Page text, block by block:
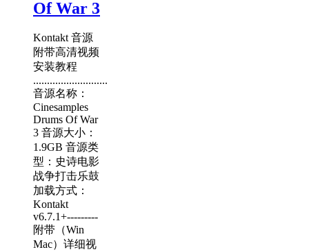
Of War 3
Kontakt 音源
附带高清视频
安装教程
...........................
音源名称：
Cinesamples
Drums Of War
3 音源大小：
1.9GB 音源类
型：史诗电影
战争打击乐鼓
加载方式：
Kontakt
v6.7.1+---------
附带（Win
Mac）详细视